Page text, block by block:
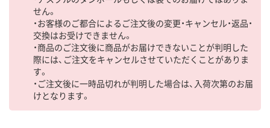
せん。
・お客様のご都合によるご注文後の変更・キャンセル・返品・
交換はお受けできません。
・商品のご注文後に商品がお届けできないことが判明した
際には、ご注文をキャンセルさせていただくことがありま
す。
・ご注文後に一時品切れが判明した場合は、入荷次第のお届
けとなります。